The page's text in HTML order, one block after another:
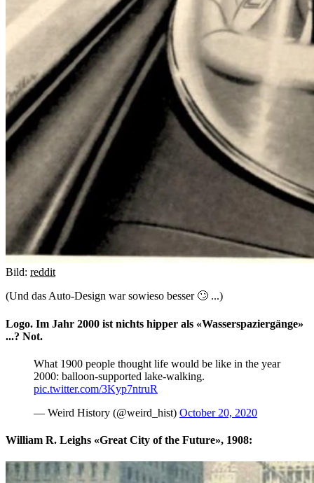
Bild: reddit
(Und das Auto-Design war sowieso besser 🙄 ...)
Logo. Im Jahr 2000 ist nichts hipper als «Wasserspaziergänge»
...? Not.
What 1900 people thought life would be like in the year
2000: balloon-supported lake-walking.
pic.twitter.com/3Kyp7ntruR
— Weird History (@weird_hist) October 20, 2020
William R. Leighs «Great City of the Future», 1908: